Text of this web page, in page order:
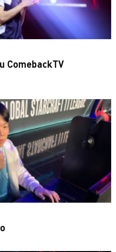
ComebackTV